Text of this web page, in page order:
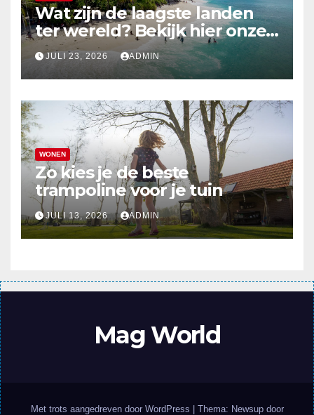
Wat zijn de laagste landen
ter wereld? Bekijk hier onze
top 10
JULI 23, 2026 ADMIN
WONEN
Zo kies je de beste
trampoline voor je tuin
JULI 13, 2026 ADMIN
Mag World
Met trots aangedreven door WordPress Thema: Newsup door